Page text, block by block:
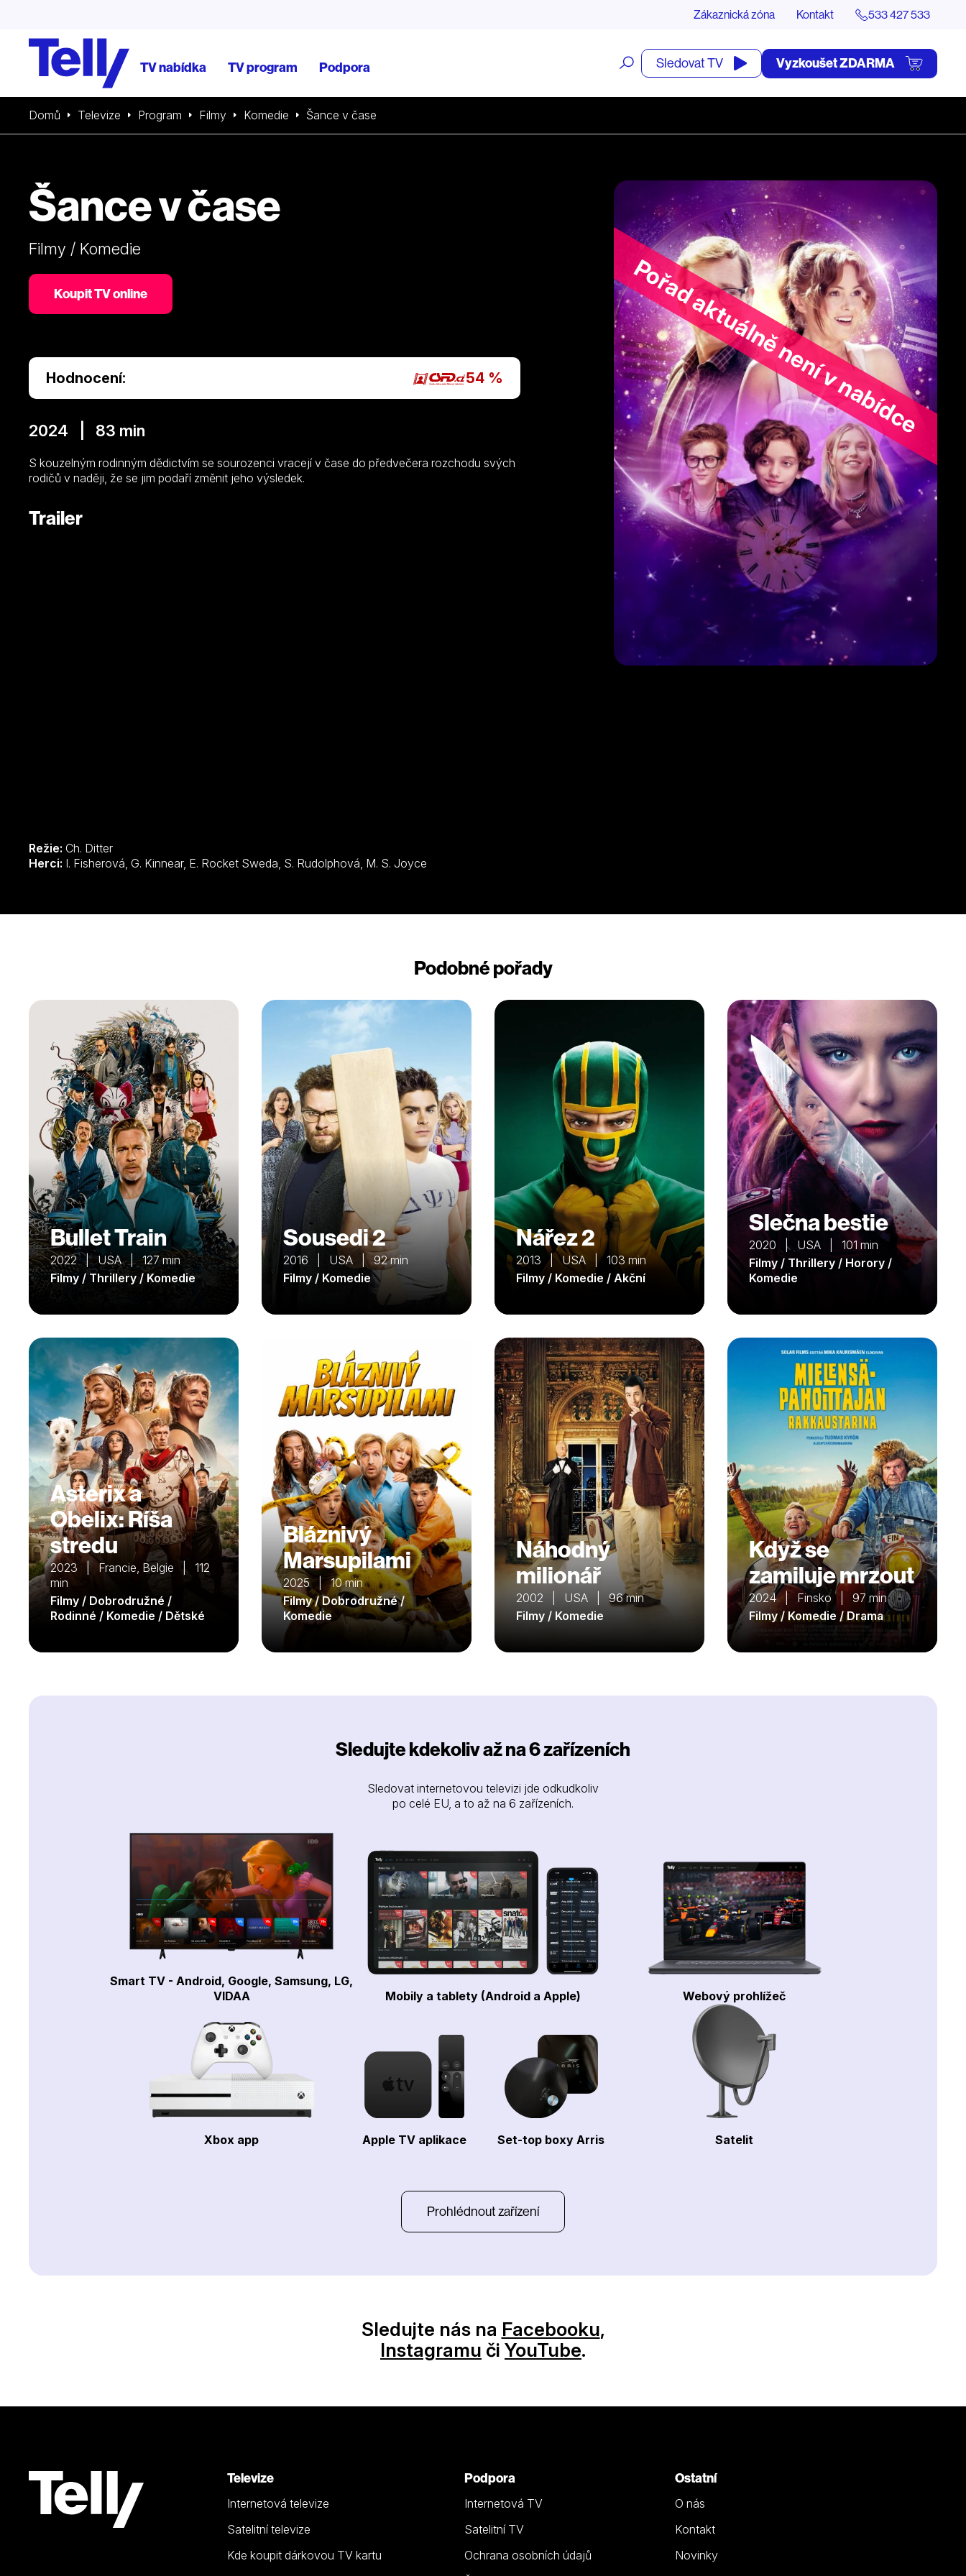
Zákaznická zóna Kontakt 533 427 533
TV nabídka TV program Podpora
Otevřít
vyhledávání
Sledovat TV Vyzkoušet ZDARMA
Domů Televize Program Filmy Komedie Šance v čase
Pořad aktuálně není v nabídce
Šance v čase
Filmy / Komedie
Koupit TV online
Hodnocení: 54 %
2024 | 83 min
S kouzelným rodinným dědictvím se sourozenci vracejí v čase do předvečera rozchodu svých
rodičů v naději, že se jim podaří změnit jeho výsledek.
Trailer
Režie: Ch. Ditter
Herci:
I. Fisherová, G. Kinnear, E. Rocket Sweda, S. Rudolphová, M. S. Joyce
Podobné pořady
Bullet Train
2022 | USA | 127 min
Filmy / Thrillery / Komedie
Sousedi 2
2016 | USA | 92 min
Filmy / Komedie
Nářez 2
2013 | USA | 103 min
Filmy / Komedie / Akční
Slečna bestie
2020 | USA | 101 min
Filmy / Thrillery / Horory /
Komedie
Asterix a
Obelix: Ríša
stredu
2023 | Francie, Belgie | 112
min
Filmy / Dobrodružné /
Rodinné / Komedie / Dětské
Bláznivý
Marsupilami
2025 | 10 min
Filmy / Dobrodružné /
Komedie
Náhodný
milionář
2002 | USA | 96 min
Filmy / Komedie
Když se
zamiluje mrzout
2024 | Finsko | 97 min
Filmy / Komedie / Drama
Sledujte kdekoliv až na 6 zařízeních
Sledovat internetovou televizi jde odkudkoliv
po celé EU, a to až na 6 zařízeních.
Smart TV - Android, Google, Samsung, LG,
VIDAA
Mobily a tablety (Android a Apple) Webový prohlížeč
Xbox app Apple TV aplikace Set-top boxy Arris Satelit
Prohlédnout zařízení
Sledujte nás na Facebooku,
Instagramu či YouTube.
Televize
Internetová televize
Satelitní televize
Kde koupit dárkovou TV kartu
Podpora
Internetová TV
Satelitní TV
Ochrana osobních údajů
Ostatní
O nás
Kontakt
Novinky